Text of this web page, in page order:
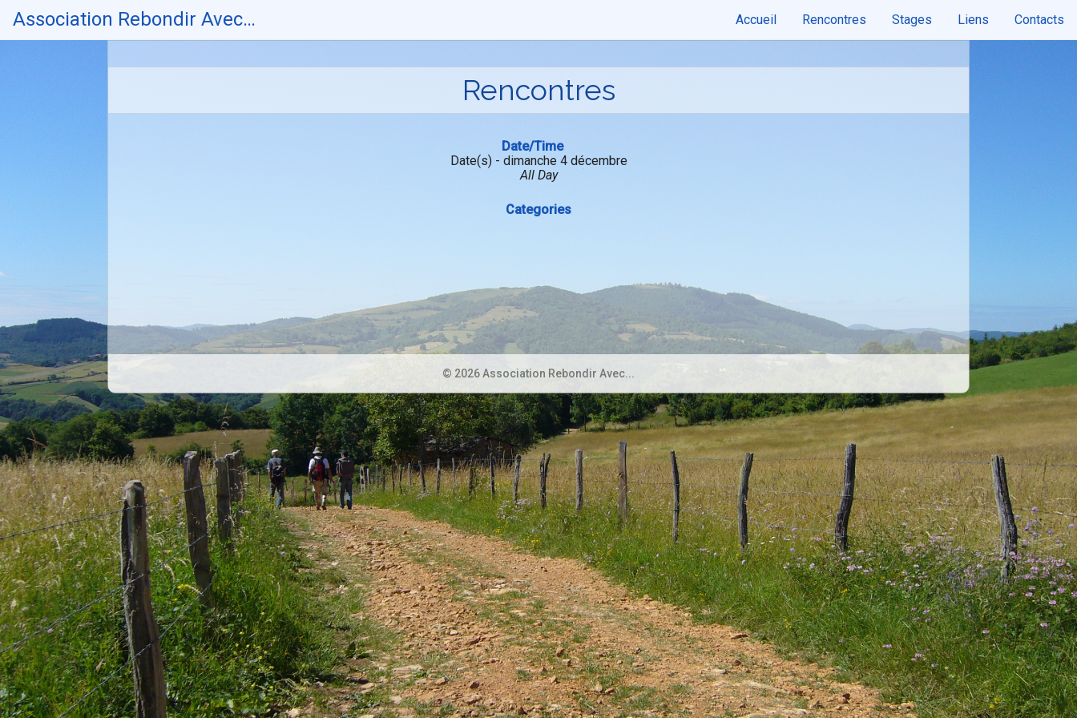
Association Rebondir Avec… Accueil Rencontres Stages Liens Contacts
Rencontres
Date/Time
Date(s) - dimanche 4 décembre
All Day
Categories
© 2026 Association Rebondir Avec...